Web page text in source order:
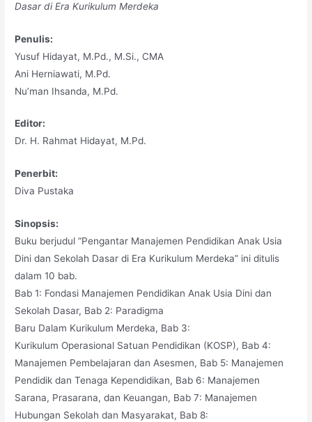
Dasar di Era Kurikulum Merdeka
Penulis:
Yusuf Hidayat, M.Pd., M.Si., CMA
Ani Herniawati, M.Pd.
Nu’man Ihsanda, M.Pd.
Editor:
Dr. H. Rahmat Hidayat, M.Pd.
Penerbit:
Diva Pustaka
Sinopsis:
Buku berjudul “Pengantar Manajemen Pendidikan Anak Usia
Dini dan Sekolah Dasar di Era Kurikulum Merdeka” ini ditulis
dalam 10 bab.
Bab 1: Fondasi Manajemen Pendidikan Anak Usia Dini dan
Sekolah Dasar, Bab 2: Paradigma
Baru Dalam Kurikulum Merdeka, Bab 3:
Kurikulum Operasional Satuan Pendidikan (KOSP), Bab 4:
Manajemen Pembelajaran dan Asesmen, Bab 5: Manajemen
Pendidik dan Tenaga Kependidikan, Bab 6: Manajemen
Sarana, Prasarana, dan Keuangan, Bab 7: Manajemen
Hubungan Sekolah dan Masyarakat, Bab 8: